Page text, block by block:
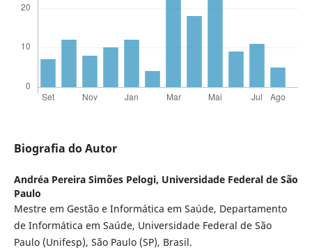
Biografia do Autor
Andréa Pereira Simões Pelogi, Universidade Federal de São
Paulo
Mestre em Gestão e Informática em Saúde, Departamento
de Informática em Saúde, Universidade Federal de São
Paulo (Unifesp), São Paulo (SP), Brasil.